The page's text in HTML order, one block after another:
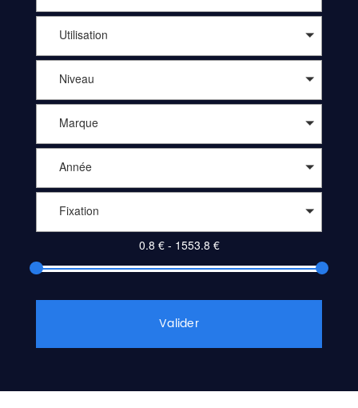
Utilisation
Niveau
Marque
Année
Fixation
Valider